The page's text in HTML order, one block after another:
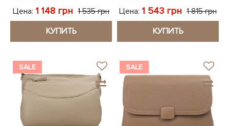
Цена: 1 148 грн 1 535 грн
КУПИТЬ
Цена: 1 543 грн 1 815 грн
КУПИТЬ
SALE SALE